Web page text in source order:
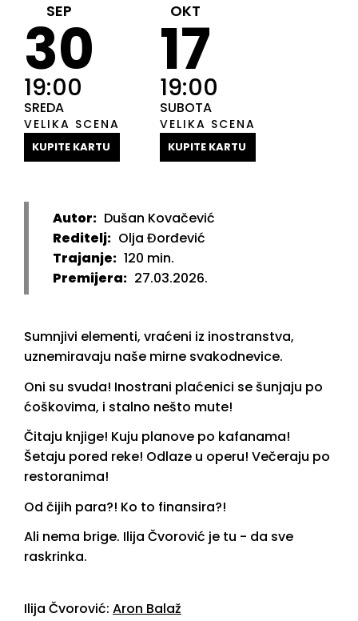
SEP
30
19:00
SREDA
VELIKA SCENA
KUPITE KARTU
OKT
17
19:00
SUBOTA
VELIKA SCENA
KUPITE KARTU
Autor: Dušan Kovačević
Reditelj: Olja Đorđević
Trajanje: 120 min.
Premijera: 27.03.2026.
Sumnjivi elementi, vraćeni iz inostranstva,
uznemiravaju naše mirne svakodnevice.
Oni su svuda! Inostrani plaćenici se šunjaju po
ćoškovima, i stalno nešto mute!
Čitaju knjige! Kuju planove po kafanama!
Šetaju pored reke! Odlaze u operu! Večeraju po
restoranima!
Od čijih para?! Ko to finansira?!
Ali nema brige. Ilija Čvorović je tu - da sve
raskrinka.
Ilija Čvorović: Aron Balaž